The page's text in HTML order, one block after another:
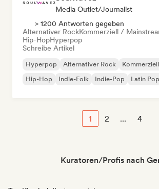
Media Outlet/Journalist
> 1200 Antworten gegeben
Alternativer RockKommerziell /
Hip-HopHyperpop
Schreibe Artikel
Hyperpop Alternativer Rock
Hip-Hop
Indie-Folk Indie-Pop Latin Pop
1 2 ... 4
Kuratoren/Profis nach